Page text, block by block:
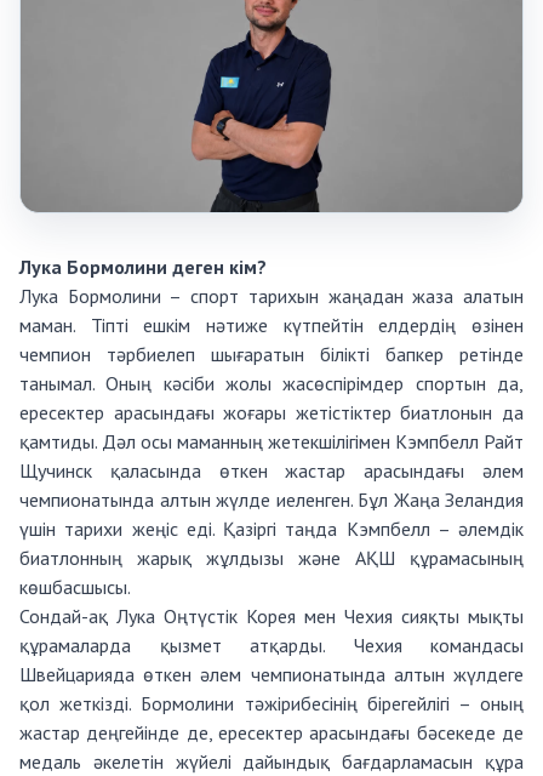
Лука Бормолини деген кім?
Лука Бормолини – спорт тарихын жаңадан жаза алатын
маман. Тіпті ешкім нәтиже күтпейтін елдердің өзінен
чемпион тәрбиелеп шығаратын білікті бапкер ретінде
танымал. Оның кәсіби жолы жасөспірімдер спортын да,
ересектер арасындағы жоғары жетістіктер биатлонын да
қамтиды. Дәл осы маманның жетекшілігімен Кэмпбелл Райт
Щучинск қаласында өткен жастар арасындағы әлем
чемпионатында алтын жүлде иеленген. Бұл Жаңа Зеландия
үшін тарихи жеңіс еді. Қазіргі таңда Кэмпбелл – әлемдік
биатлонның жарық жұлдызы және АҚШ құрамасының
көшбасшысы.
Сондай-ақ Лука Оңтүстік Корея мен Чехия сияқты мықты
құрамаларда қызмет атқарды. Чехия командасы
Швейцарияда өткен әлем чемпионатында алтын жүлдеге
қол жеткізді. Бормолини тәжірибесінің бірегейлігі – оның
жастар деңгейінде де, ересектер арасындағы бәсекеде де
медаль әкелетін жүйелі дайындық бағдарламасын құра